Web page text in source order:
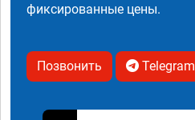
фиксированные цены.
Позвонить Telegram